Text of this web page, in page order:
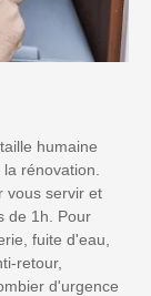
humaine
rénovation.
vous servir et
de 1h. Pour
fuite d'eau,
retour,
d'urgence